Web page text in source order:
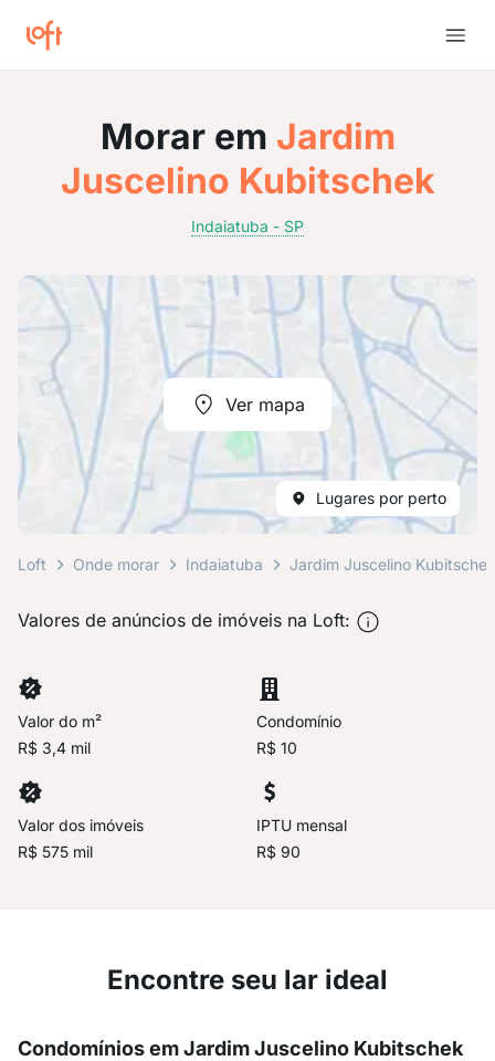
Morar em Jardim
Juscelino Kubitschek
Indaiatuba - SP
Ver mapa
Lugares por perto
Loft Onde morar Indaiatuba Jardim Juscelino Kubitschek
Valores de anúncios de imóveis na Loft:
Valor do m²
R$ 3,4 mil
Condomínio
R$ 10
Valor dos imóveis
R$ 575 mil
IPTU mensal
R$ 90
Encontre seu lar ideal
Condomínios em Jardim Juscelino Kubitschek